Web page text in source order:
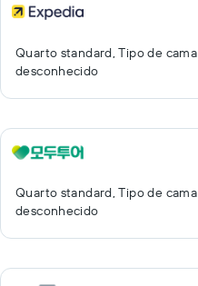
Quarto standard, Tipo de cama
desconhecido
Quarto standard, Tipo de cama
desconhecido